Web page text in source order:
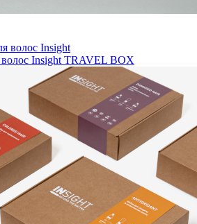
волос Insight
Insight TRAVEL BOX